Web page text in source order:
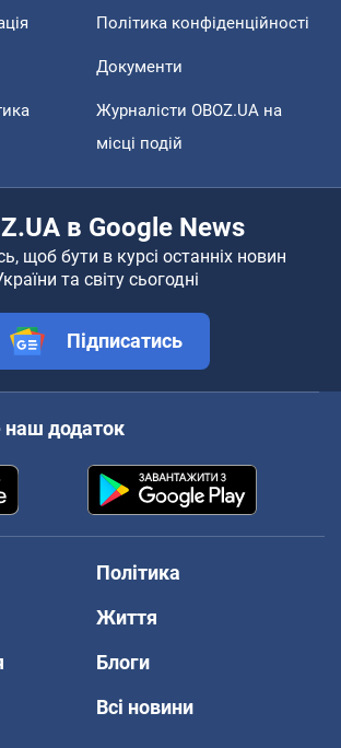
Політика конфіденційності
Документи
Журналісти OBOZ.UA на
місці подій
в Google News
щоб бути в курсі останніх новин
та світу сьогодні
Підписатись
наш додаток
Політика
Життя
Блоги
Всі новини